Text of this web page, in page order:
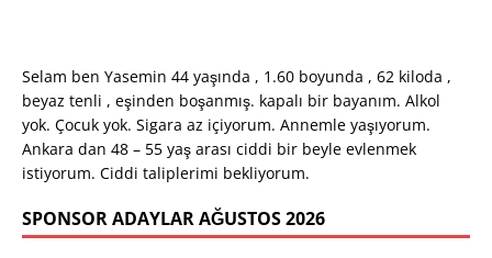
Selam ben Yasemin 44 yaşında , 1.60 boyunda , 62 kiloda ,
beyaz tenli , eşinden boşanmış. kapalı bir bayanım. Alkol
yok. Çocuk yok. Sigara az içiyorum. Annemle yaşıyorum.
Ankara dan 48 – 55 yaş arası ciddi bir beyle evlenmek
istiyorum. Ciddi taliplerimi bekliyorum.
SPONSOR ADAYLAR AĞUSTOS 2026